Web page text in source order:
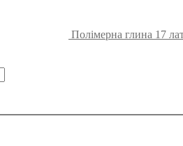
Полімерна глина 17